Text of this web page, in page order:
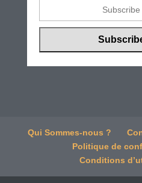
Qui Sommes-nous ?
Politique de
Conditions